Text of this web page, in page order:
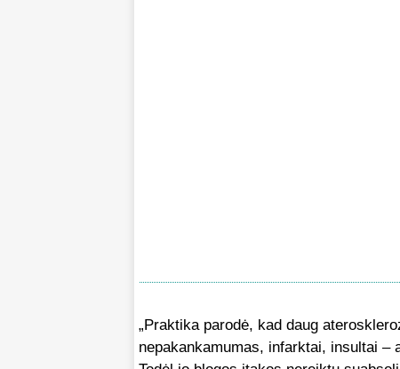
„Praktika parodė, kad daug
nepakankamumas, infarktai, insultai